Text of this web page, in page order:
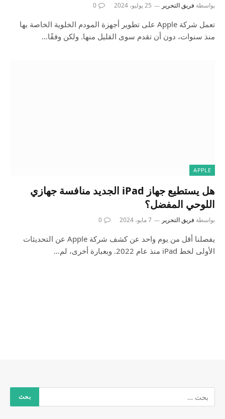
بواسطة فريق التحرير 25 يوليو، 2024 0
تعمل شركة Apple على تطوير أجهزة المودم الخلوية الخاصة بها
منذ سنوات، دون أن تقدم سوى القليل منها. ولكن وفقًا…
APPLE
هل يستطيع جهاز iPad الجديد منافسة جهازي
اللوحي المفضل؟
بواسطة فريق التحرير 7 مايو، 2024 0
يفصلنا أقل من يوم واحد عن كشف شركة Apple عن التحديثات
الأولى لخط iPad منذ عام 2022. وبعبارة أخرى، لم…